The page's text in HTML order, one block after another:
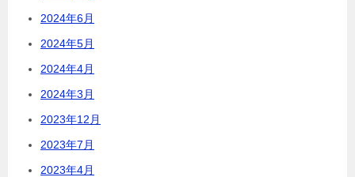
2024年6月
2024年5月
2024年4月
2024年3月
2023年12月
2023年7月
2023年4月